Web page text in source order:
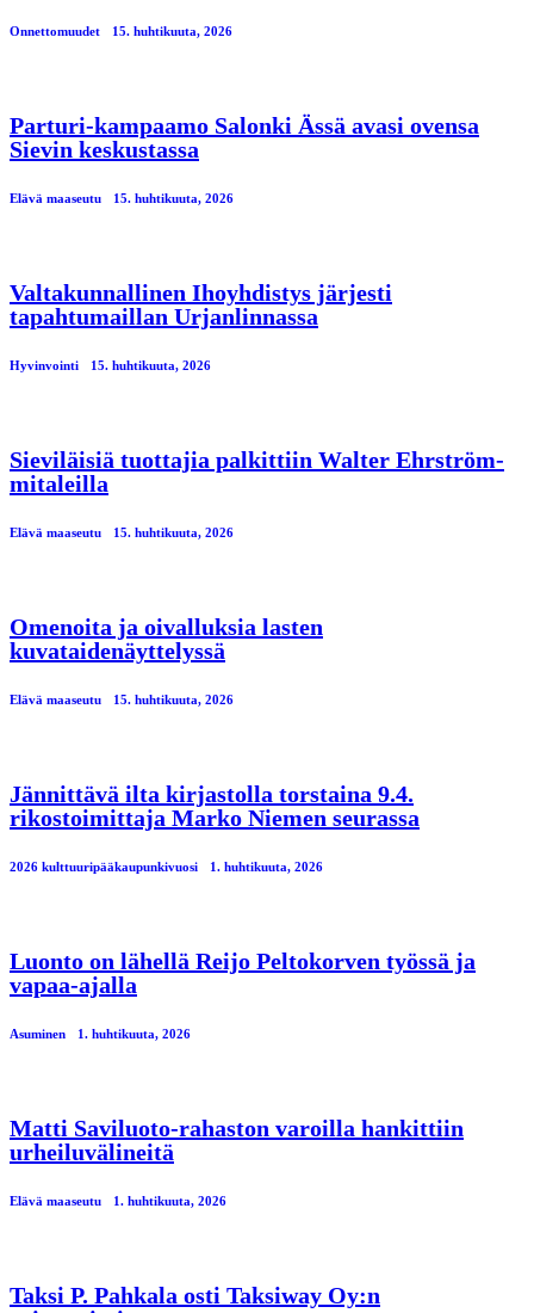
Onnettomuudet 15. huhtikuuta, 2026
Parturi-kampaamo Salonki Ässä avasi ovensa
Sievin keskustassa
Elävä maaseutu 15. huhtikuuta, 2026
Valtakunnallinen Ihoyhdistys järjesti
tapahtumaillan Urjanlinnassa
Hyvinvointi 15. huhtikuuta, 2026
Sieviläisiä tuottajia palkittiin Walter Ehrström-
mitaleilla
Elävä maaseutu 15. huhtikuuta, 2026
Omenoita ja oivalluksia lasten
kuvataidenäyttelyssä
Elävä maaseutu 15. huhtikuuta, 2026
Jännittävä ilta kirjastolla torstaina 9.4.
rikostoimittaja Marko Niemen seurassa
2026 kulttuuripääkaupunkivuosi 1. huhtikuuta, 2026
Luonto on lähellä Reijo Peltokorven työssä ja
vapaa-ajalla
Asuminen 1. huhtikuuta, 2026
Matti Saviluoto-rahaston varoilla hankittiin
urheiluvälineitä
Elävä maaseutu 1. huhtikuuta, 2026
Taksi P. Pahkala osti Taksiway Oy:n